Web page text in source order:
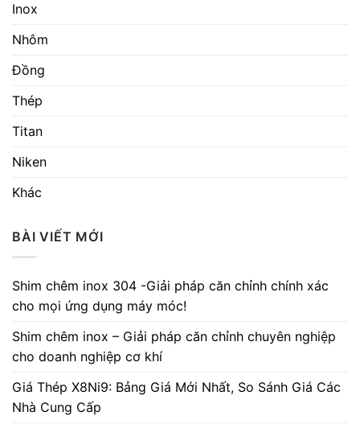
Inox
Nhôm
Đồng
Thép
Titan
Niken
Khác
BÀI VIẾT MỚI
Shim chêm inox 304 -Giải pháp căn chỉnh chính xác
cho mọi ứng dụng máy móc!
Shim chêm inox – Giải pháp căn chỉnh chuyên nghiệp
cho doanh nghiệp cơ khí
Giá Thép X8Ni9: Bảng Giá Mới Nhất, So Sánh Giá Các
Nhà Cung Cấp